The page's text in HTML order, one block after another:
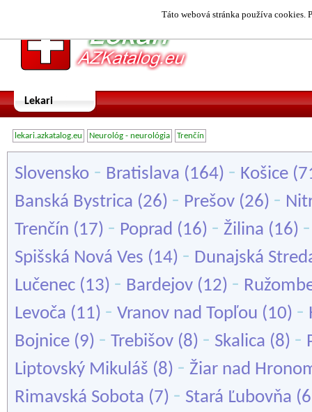
Táto webová stránka používa cookies.
Lekari
lekari.azkatalog.eu Neurológ - neurológia Trenčín
Slovensko - Bratislava (164) - Košice
Banská Bystrica (26) - Prešov (26) -
Trenčín (17) - Poprad (16) - Žilina (16)
Spišská Nová Ves (14) - Dunajská
Lučenec (13) - Bardejov (12) -
Levoča (11) - Vranov nad Topľou (10) -
Bojnice (9) - Trebišov (8) - Skalica (8) -
Liptovský Mikuláš (8) - Žiar nad
Rimavská Sobota (7) - Stará Ľubovňa